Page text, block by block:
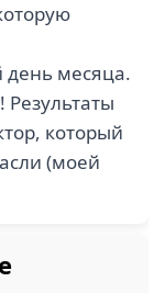
день месяца.
Результаты
который
(моей